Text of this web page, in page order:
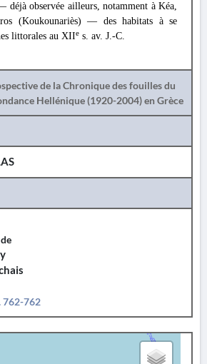
déjà observée ailleurs, notamment à Kéa,
(Koukounariès) — des habitats à se
littorales au XIIe s. av. J.-C.
de la Chronique des fouilles du
Hellénique (1920-2004) en Grèce
762-762